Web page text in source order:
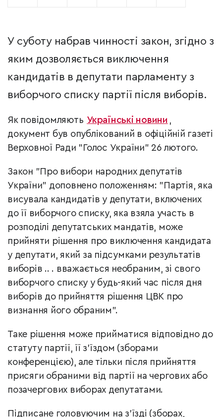
У суботу набрав чинності закон, згідно з
яким дозволяється виключення
кандидатів в депутати парламенту з
виборчого списку партії після виборів.
Як повідомляють Українські новини ,
документ був опублікований в офіційній газеті
Верховної Ради "Голос України" 26 лютого.
Закон "Про вибори народних депутатів
України" доповнено положенням: "Партія, яка
висувала кандидатів у депутати, включених
до її виборчого списку, яка взяла участь в
розподілі депутатських мандатів, може
прийняти рішення про виключення кандидата
у депутати, який за підсумками результатів
виборів .. . вважається необраним, зі свого
виборчого списку у будь-який час після дня
виборів до прийняття рішення ЦВК про
визнання його обраним".
Таке рішення може прийматися відповідно до
статуту партії, її з'їздом (зборами
конференцією), але тільки після прийняття
присяги обраними від партії на чергових або
позачергових виборах депутатами.
Підписане головуючим на з'їзді (зборах,